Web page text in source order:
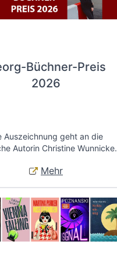
Büchner-Preis
2026
Auszeichnung geht an die
Autorin Christine Wunnicke.
Mehr